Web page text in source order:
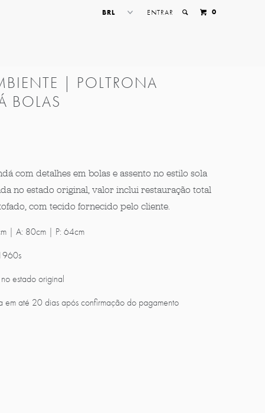
ENTRAR 0
| POLTRONA
BOLAS
com detalhes em bolas e assento no estilo sola
no estado original, valor inclui restauração total
com tecido fornecido pelo cliente.
| A: 80cm | P: 64cm
estado original
em até 20 dias após confirmação do pagamento